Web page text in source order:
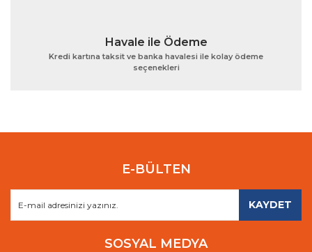
Havale ile Ödeme
Kredi kartına taksit ve banka havalesi ile kolay ödeme
seçenekleri
E-BÜLTEN
KAYDET
SOSYAL MEDYA